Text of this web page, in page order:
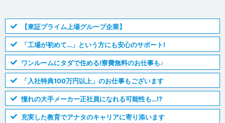
【東証プライム上場グループ企業】
「工場が初めて…」という方にも安心のサポート!
ワンルームにタダで住める!寮費無料のお仕事も♪
「入社特典100万円以上」のお仕事もございます
憧れの大手メーカー正社員になれる可能性も…!?
充実した教育でアナタのキャリアに寄り添います